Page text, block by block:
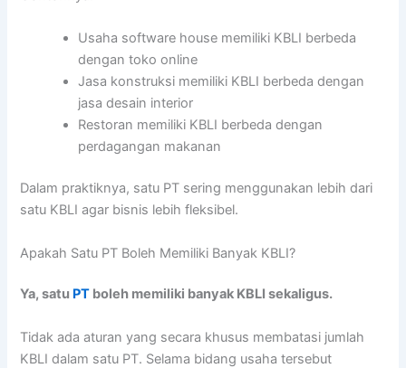
Usaha software house memiliki KBLI berbeda
dengan toko online
Jasa konstruksi memiliki KBLI berbeda dengan
jasa desain interior
Restoran memiliki KBLI berbeda dengan
perdagangan makanan
Dalam praktiknya, satu PT sering menggunakan lebih dari
satu KBLI agar bisnis lebih fleksibel.
Apakah Satu PT Boleh Memiliki Banyak KBLI?
Ya, satu PT boleh memiliki banyak KBLI sekaligus.
Tidak ada aturan yang secara khusus membatasi jumlah
KBLI dalam satu PT. Selama bidang usaha tersebut